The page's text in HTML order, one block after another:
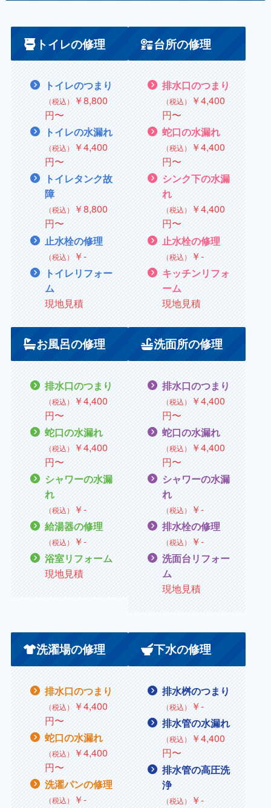
トイレの修理
トイレのつまり
（税込）
￥8,800
円〜
トイレの水漏れ
（税込）
￥4,400
円〜
トイレタンク故
障
（税込） ￥8,800
円〜
止水栓の修理
（税込） ￥‐
トイレリフォー
ム
現地見積
台所の修理
排水口のつまり
（税込） ￥4,400
円〜
蛇口の水漏れ
（税込） ￥4,400
円〜
シンク下の水漏
れ
（税込） ￥4,400
円〜
止水栓の修理
（税込） ￥‐
キッチンリフォ
ーム
現地見積
お風呂の修理
排水口のつまり
（税込） ￥4,400
円〜
蛇口の水漏れ
（税込） ￥4,400
円〜
シャワーの水漏
れ
（税込） ￥‐
給湯器の修理
（税込） ￥‐
浴室リフォーム
現地見積
洗面所の修理
排水口のつまり
（税込） ￥4,400
円〜
蛇口の水漏れ
（税込） ￥4,400
円〜
シャワーの水漏
れ
（税込） ￥‐
排水栓の修理
（税込） ￥‐
洗面台リフォー
ム
現地見積
洗濯場の修理
排水口のつまり
（税込） ￥4,400
円〜
蛇口の水漏れ
（税込） ￥4,400
円〜
洗濯パンの修理
（税込） ￥‐
下水の修理
排水桝のつまり
（税込） ￥‐
排水管の水漏れ
（税込） ￥4,400
円〜
排水管の高圧洗
浄
（税込） ￥‐